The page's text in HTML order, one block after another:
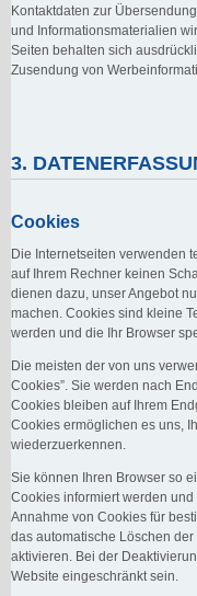
Kontaktdaten zur
und Informationsmaterialien
Seiten behalten sich
Zusendung von
3.
Cookies
Die Internetseiten verwenden
auf Ihrem Rechner keinen
dienen dazu, unser Angebot
machen. Cookies sind kleine
werden und die Ihr Browser
Die meisten der von uns
Cookies”. Sie werden nach
Cookies bleiben auf Ihrem
Cookies ermöglichen es uns,
wiederzuerkennen.
Sie können Ihren Browser so
Cookies informiert werden
Annahme von Cookies für
das automatische Löschen
aktivieren. Bei der
Website eingeschränkt sein.